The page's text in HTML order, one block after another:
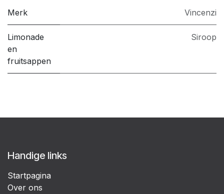
Merk Vincenzi
Limonade
en
fruitsappen
Siroop
Handige links
Startpagina
Over ons